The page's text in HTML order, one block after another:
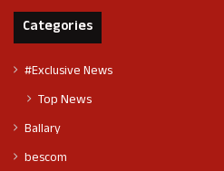
Categories
#Exclusive News
Top News
Ballary
bescom